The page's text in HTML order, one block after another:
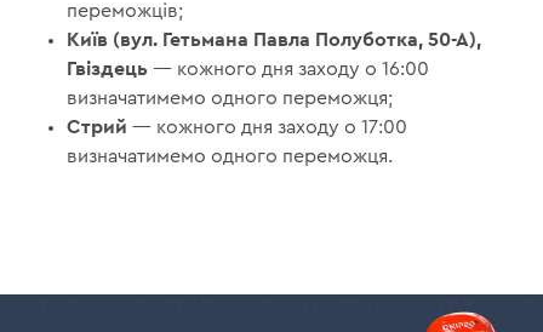
переможців;
Київ (вул. Гетьмана Павла Полуботка, 50-А),
Гвіздець — кожного дня заходу о 16:00
визначатимемо одного переможця;
Стрий — кожного дня заходу о 17:00
визначатимемо одного переможця.